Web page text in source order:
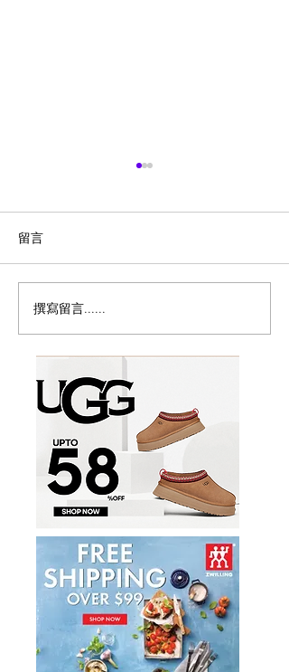
历史新低！Samsonite 新
秀丽 Winfield 2 全PC
20+28寸 黑色拉杆行李箱2
件套1.7折
留言
撰寫留言......